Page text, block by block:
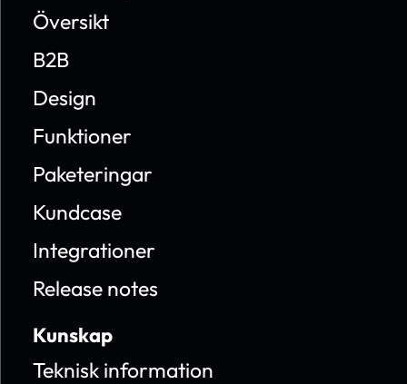
Översikt
B2B
Design
Funktioner
Paketeringar
Kundcase
Integrationer
Release notes
Kunskap
Teknisk information